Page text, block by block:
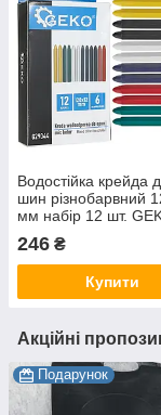
Водостійка крейда
шин різнобарвний
мм набір 12 шт.
246 ₴
Купити
Акційні
Подарунок